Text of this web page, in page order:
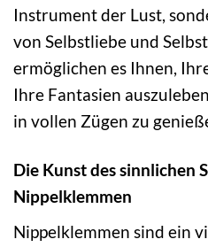
Instrument der Lust,
von Selbstliebe und
ermöglichen es Ihnen,
Ihre Fantasien
in vollen Zügen zu
Die Kunst des sinnlichen
Nippelklemmen
Nippelklemmen sind ein